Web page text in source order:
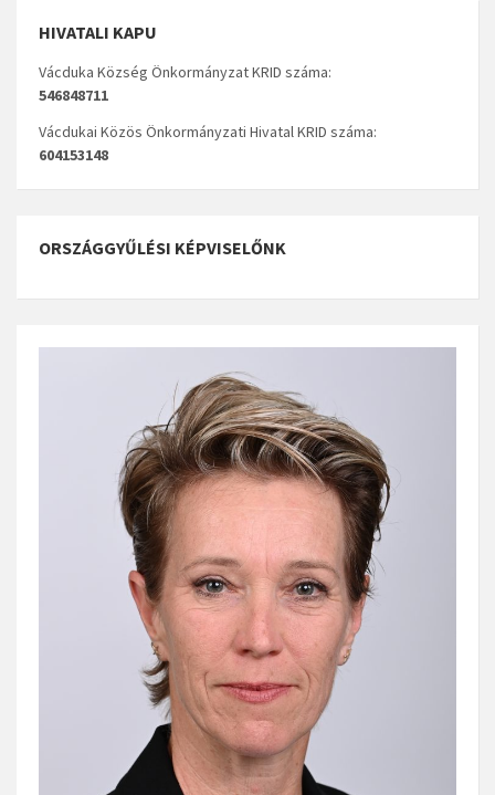
HIVATALI KAPU
Vácduka Község Önkormányzat KRID száma:
546848711
Vácdukai Közös Önkormányzati Hivatal KRID száma:
604153148
ORSZÁGGYŰLÉSI KÉPVISELŐNK